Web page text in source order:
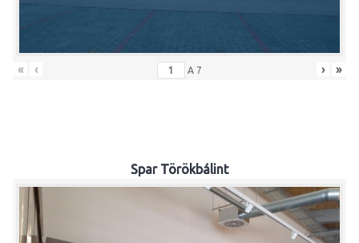
« ‹ A 7 › »
Spar Törökbálint